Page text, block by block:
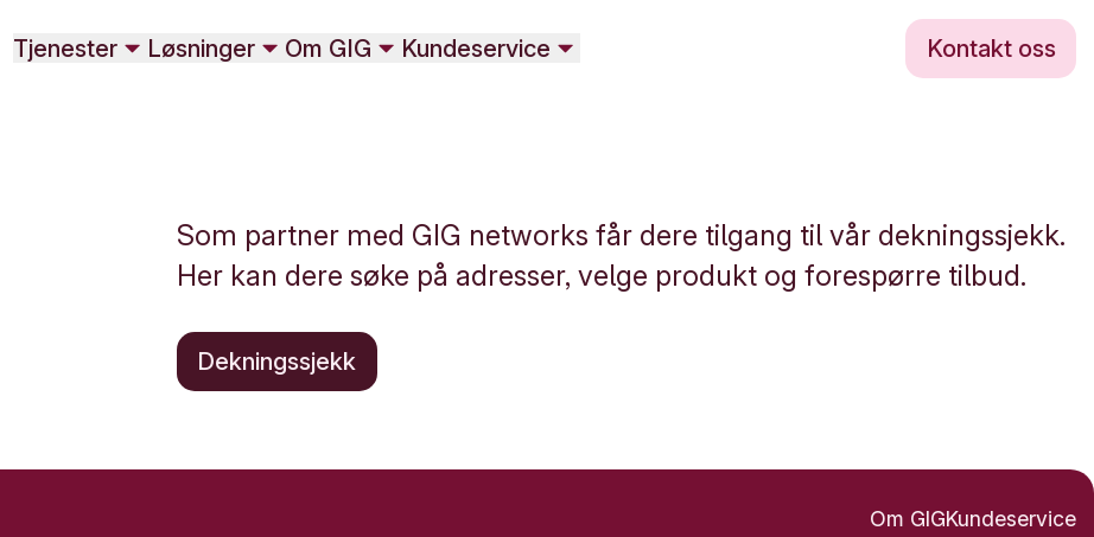
Tjenester Løsninger Om GIG Kundeservice Kontakt oss
Som partner med GIG networks får dere tilgang til vår dekningssjekk.
Her kan dere søke på adresser, velge produkt og forespørre tilbud.
Dekningssjekk
Om GIGKundeservice